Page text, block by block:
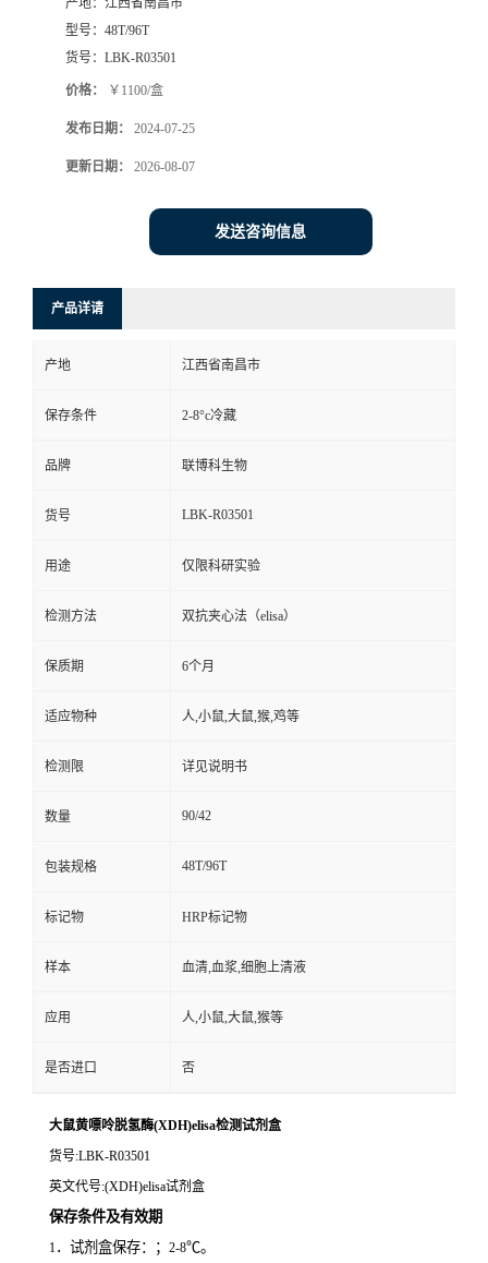
产地： 江西省南昌市
型号： 48T/96T
货号： LBK-R03501
价格： ￥1100/盒
发布日期： 2024-07-25
更新日期： 2026-08-07
发送咨询信息
产品详请
产地 江西省南昌市
保存条件 2-8°c冷藏
品牌 联博科生物
货号 LBK-R03501
用途 仅限科研实验
检测方法 双抗夹心法（elisa）
保质期 6个月
适应物种 人,小鼠,大鼠,猴,鸡等
检测限 详见说明书
数量 90/42
包装规格 48T/96T
标记物 HRP标记物
样本 血清,血浆,细胞上清液
应用 人,小鼠,大鼠,猴等
是否进口 否
大鼠黄嘌呤脱氢酶(XDH)elisa检测试剂盒
货号:LBK-R03501
英文代号:(XDH)elisa试剂盒
保存条件及有效期
1．试剂盒保存：； 2-8℃。